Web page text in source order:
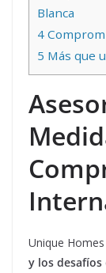
Blanca
4
5 Más que
Unique
y los desafíos